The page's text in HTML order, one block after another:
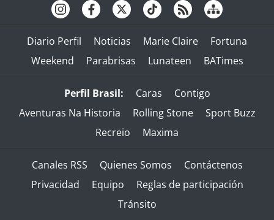
Diario Perfil Noticias Marie Claire
Fortuna
Weekend
Parabrisas Lunateen BATimes
Perfil Brasil: Caras
Contigo
Aventuras Na Historia
Rolling Stone
Sport Buzz
Recreio
Maxima
Canales RSS Quienes Somos
Contáctenos
Privacidad
Equipo
Reglas de participación
Tránsito